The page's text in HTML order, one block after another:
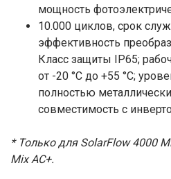
мощность
10.000 циклов, срок
эффективность
Класс защиты IP65;
от -20 °C до +55 °C;
полностью
совместимость с
* Только для SolarFlow 4000
Mix AC+.